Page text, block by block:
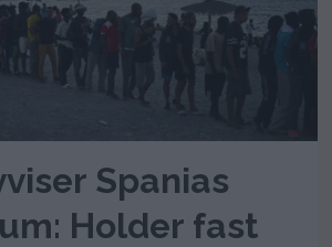
Spanias
Holder fast